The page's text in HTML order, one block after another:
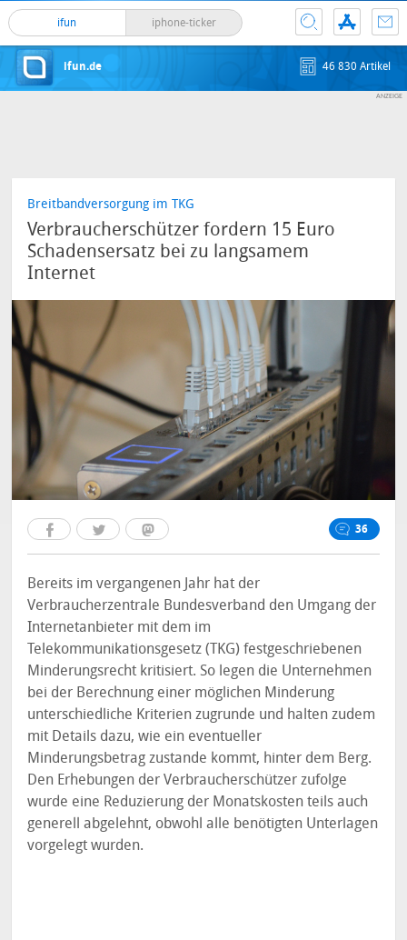
ifun iphone-ticker
ifun.de 46 830 Artikel
Breitbandversorgung im TKG
Verbraucherschützer fordern 15 Euro
Schadensersatz bei zu langsamem
Internet
36
Bereits im vergangenen Jahr hat der
Verbraucherzentrale Bundesverband den Umgang der
Internetanbieter mit dem im
Telekommunikationsgesetz (TKG) festgeschriebenen
Minderungsrecht kritisiert. So legen die Unternehmen
bei der Berechnung einer möglichen Minderung
unterschiedliche Kriterien zugrunde und halten zudem
mit Details dazu, wie ein eventueller
Minderungsbetrag zustande kommt, hinter dem Berg.
Den Erhebungen der Verbraucherschützer zufolge
wurde eine Reduzierung der Monatskosten teils auch
generell abgelehnt, obwohl alle benötigten Unterlagen
vorgelegt wurden.